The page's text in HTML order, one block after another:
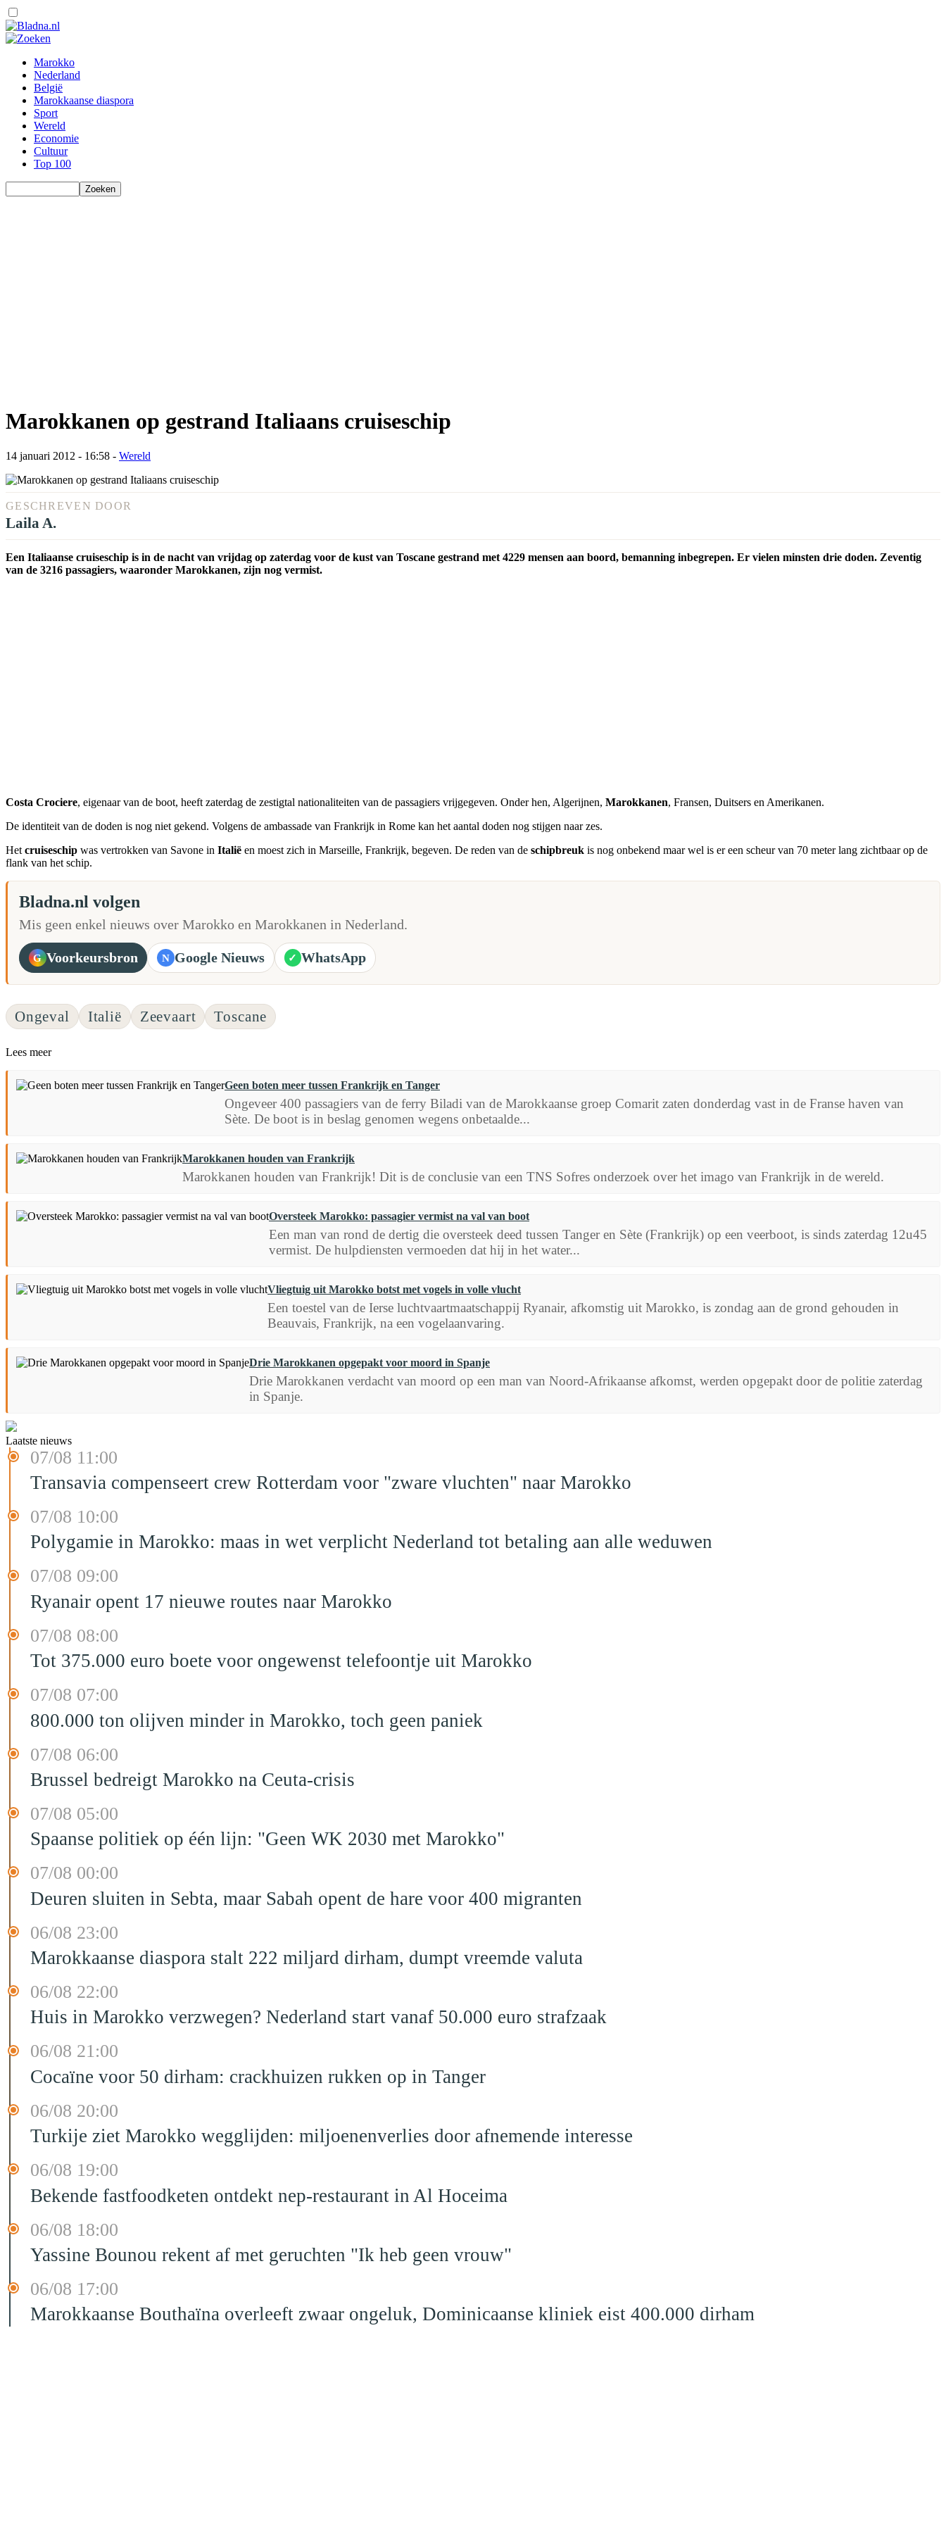
Marokko
Nederland
België
Marokkaanse diaspora
Sport
Wereld
Economie
Cultuur
Top 100
Marokkanen op gestrand Italiaans cruiseschip‎
14 januari 2012 - 16:58 - Wereld
GESCHREVEN DOOR
Laila A.
Een Italiaanse cruiseschip is in de nacht van vrijdag op zaterdag voor de kust van Toscane gestrand met 4229 mensen aan boord, bemanning inbegrepen. Er vielen minsten drie doden. Zeventig
van de 3216 passagiers, waaronder Marokkanen, zijn nog vermist.
Costa Crociere, eigenaar van de boot, heeft zaterdag de zestigtal nationaliteiten van de passagiers vrijgegeven. Onder hen, Algerijnen, Marokkanen, Fransen, Duitsers en Amerikanen.
De identiteit van de doden is nog niet gekend. Volgens de ambassade van Frankrijk in Rome kan het aantal doden nog stijgen naar zes.
Het cruiseschip was vertrokken van Savone in Italië en moest zich in Marseille, Frankrijk, begeven. De reden van de schipbreuk is nog onbekend maar wel is er een scheur van 70 meter lang zichtbaar op de
flank van het schip.
Bladna.nl volgen
Mis geen enkel nieuws over Marokko en Marokkanen in Nederland.
G Voorkeursbron N Google Nieuws ✓ WhatsApp
Ongeval Italië Zeevaart Toscane
Lees meer
Geen boten meer tussen Frankrijk en Tanger
Ongeveer 400 passagiers van de ferry Biladi van de Marokkaanse groep Comarit zaten donderdag vast in de Franse haven van
Sète. De boot is in beslag genomen wegens onbetaalde...
Marokkanen houden van Frankrijk
Marokkanen houden van Frankrijk! Dit is de conclusie van een TNS Sofres onderzoek over het imago van Frankrijk in de wereld.
Oversteek Marokko: passagier vermist na val van boot
Een man van rond de dertig die oversteek deed tussen Tanger en Sète (Frankrijk) op een veerboot, is sinds zaterdag 12u45
vermist. De hulpdiensten vermoeden dat hij in het water...
Vliegtuig uit Marokko botst met vogels in volle vlucht
Een toestel van de Ierse luchtvaartmaatschappij Ryanair, afkomstig uit Marokko, is zondag aan de grond gehouden in
Beauvais, Frankrijk, na een vogelaanvaring.
Drie Marokkanen opgepakt voor moord in Spanje
Drie Marokkanen verdacht van moord op een man van Noord-Afrikaanse afkomst, werden opgepakt door de politie zaterdag
in Spanje.
Laatste nieuws
07/08 11:00
Transavia compenseert crew Rotterdam voor "zware vluchten" naar Marokko
07/08 10:00
Polygamie in Marokko: maas in wet verplicht Nederland tot betaling aan alle weduwen
07/08 09:00
Ryanair opent 17 nieuwe routes naar Marokko
07/08 08:00
Tot 375.000 euro boete voor ongewenst telefoontje uit Marokko
07/08 07:00
800.000 ton olijven minder in Marokko, toch geen paniek
07/08 06:00
Brussel bedreigt Marokko na Ceuta-crisis
07/08 05:00
Spaanse politiek op één lijn: "Geen WK 2030 met Marokko"
07/08 00:00
Deuren sluiten in Sebta, maar Sabah opent de hare voor 400 migranten
06/08 23:00
Marokkaanse diaspora stalt 222 miljard dirham, dumpt vreemde valuta
06/08 22:00
Huis in Marokko verzwegen? Nederland start vanaf 50.000 euro strafzaak
06/08 21:00
Cocaïne voor 50 dirham: crackhuizen rukken op in Tanger
06/08 20:00
Turkije ziet Marokko wegglijden: miljoenenverlies door afnemende interesse
06/08 19:00
Bekende fastfoodketen ontdekt nep-restaurant in Al Hoceima
06/08 18:00
Yassine Bounou rekent af met geruchten "Ik heb geen vrouw"
06/08 17:00
Marokkaanse Bouthaïna overleeft zwaar ongeluk, Dominicaanse kliniek eist 400.000 dirham